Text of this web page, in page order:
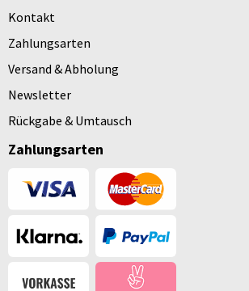
Kontakt
Zahlungsarten
Versand & Abholung
Newsletter
Rückgabe & Umtausch
Zahlungsarten